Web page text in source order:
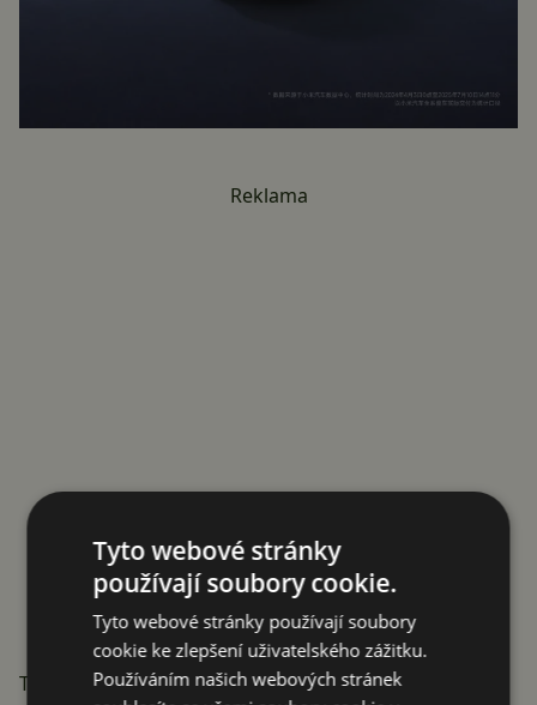
Reklama
Tři modely ve stále rostoucím portfoliu
Tyto webové stránky
používají soubory cookie.
Tyto webové stránky používají soubory
cookie ke zlepšení uživatelského zážitku.
Používáním našich webových stránek